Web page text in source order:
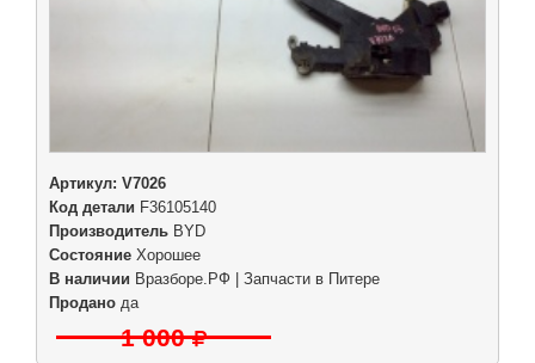
Артикул: V7026
Код детали F36105140
Производитель BYD
Состояние Хорошее
В наличии Вразборе.РФ | Запчасти в Питере
Продано да
1 000